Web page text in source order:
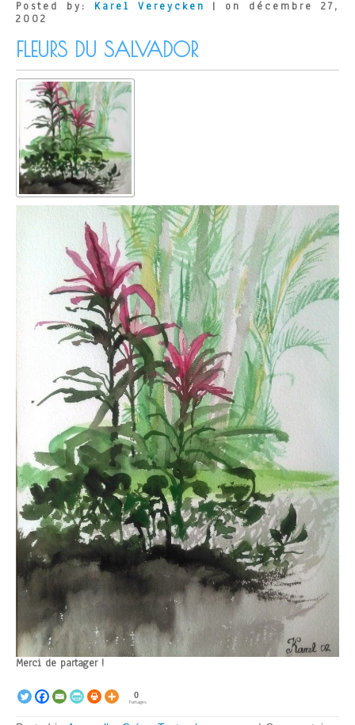
Posted by: Karel Vereycken
| on décembre 27,
2002
FLEURS DU SALVADOR
Merci de partager !
0
Partages